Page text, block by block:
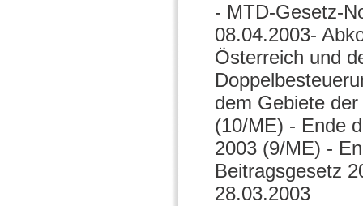
- MTD-Gesetz-
08.04.2003-
Österreich und
dem Gebiete
(10/ME) - Ende
2003 (9/ME) -
Beitragsgesetz
28.03.2003